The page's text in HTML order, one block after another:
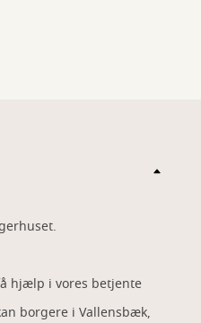
hjælp i vores betjente
borgere i Vallensbæk,